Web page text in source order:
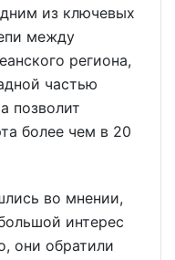
из ключевых
между
региона,
частью
позволит
более чем в 20
во мнении,
интерес
они обратили